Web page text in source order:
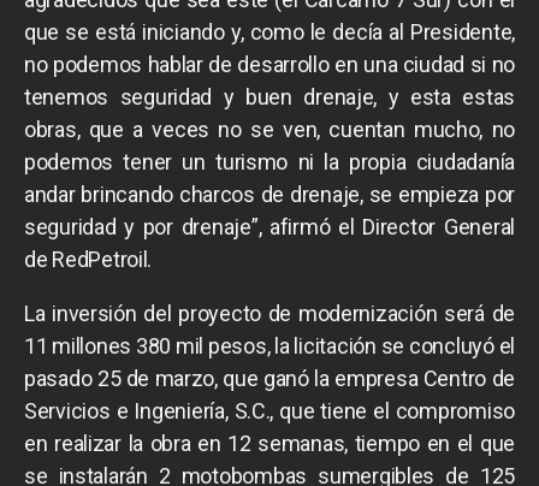
que se está iniciando y, como le decía al Presidente,
no podemos hablar de desarrollo en una ciudad si no
tenemos seguridad y buen drenaje, y esta estas
obras, que a veces no se ven, cuentan mucho, no
podemos tener un turismo ni la propia ciudadanía
andar brincando charcos de drenaje, se empieza por
seguridad y por drenaje”, afirmó el Director General
de RedPetroil.
La inversión del proyecto de modernización será de
11 millones 380 mil pesos, la licitación se concluyó el
pasado 25 de marzo, que ganó la empresa Centro de
Servicios e Ingeniería, S.C., que tiene el compromiso
en realizar la obra en 12 semanas, tiempo en el que
se instalarán 2 motobombas sumergibles de 125